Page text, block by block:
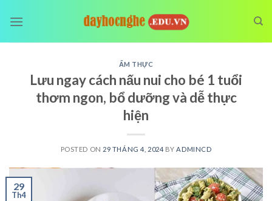
ẨM THỰC
Lưu ngay cách nấu nui cho bé 1 tuổi
thơm ngon, bổ dưỡng và dễ thực
hiện
POSTED ON 29 THÁNG 4, 2024 BY ADMINCD
29
Th4